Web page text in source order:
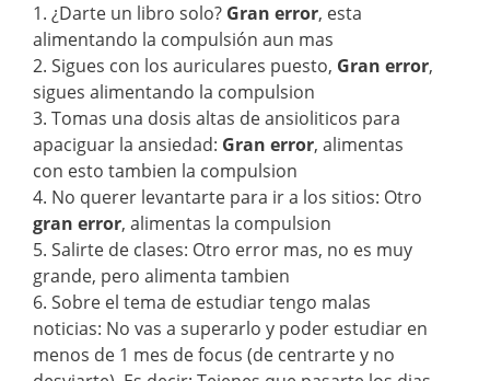
1. ¿Darte un libro solo? Gran error, esta
alimentando la compulsión aun mas
2. Sigues con los auriculares puesto, Gran error,
sigues alimentando la compulsion
3. Tomas una dosis altas de ansioliticos para
apaciguar la ansiedad: Gran error, alimentas
con esto tambien la compulsion
4. No querer levantarte para ir a los sitios: Otro
gran error, alimentas la compulsion
5. Salirte de clases: Otro error mas, no es muy
grande, pero alimenta tambien
6. Sobre el tema de estudiar tengo malas
noticias: No vas a superarlo y poder estudiar en
menos de 1 mes de focus (de centrarte y no